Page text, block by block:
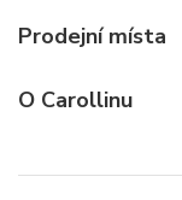
Potápěčské hodinky
Cartier
Breitling
Pro firmy
Velkoobchod
Prodejní místa
O Carollinu
Velkoobchod